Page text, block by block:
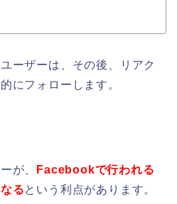
ーザーは、その後、リアク
にフォローします。
が、
Facebookで行われる
るという利点があります。